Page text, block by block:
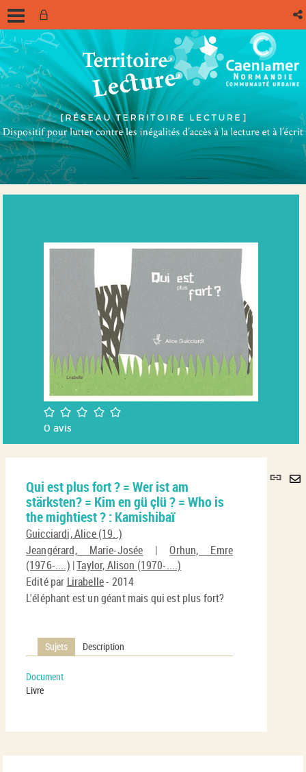
/5
0avis
Lien
Qui est plus fort ? = Wer ist am
stärksten? = Kim en gü çlü ? = Who is
the mightiest ? : Kamishibaï
Guicciardi, Alice (19..)
Jeangérard, Marie-Josée |Orhun, Emre
(1976-....) |Taylor, Alison (1970-....)
Edité par Lirabelle- 2014
L'éléphant est un géant mais qui est plus fort?
Sujets Description
Document
Livre